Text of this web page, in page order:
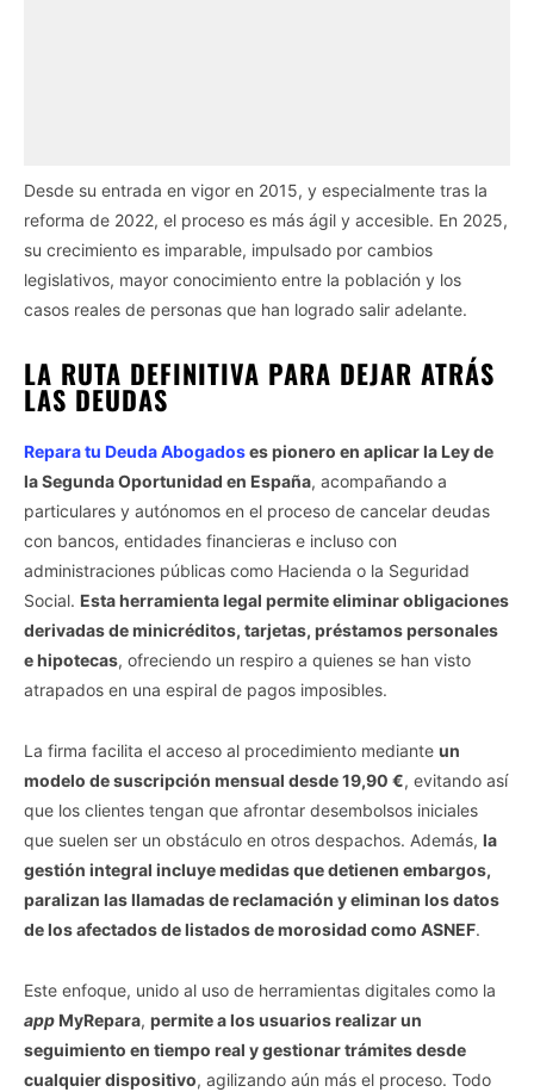
Desde su entrada en vigor en 2015, y especialmente tras la
reforma de 2022, el proceso es más ágil y accesible. En 2025,
su crecimiento es imparable, impulsado por cambios
legislativos, mayor conocimiento entre la población y los
casos reales de personas que han logrado salir adelante.
LA RUTA DEFINITIVA PARA DEJAR ATRÁS
LAS DEUDAS
Repara tu Deuda Abogadoses pionero en aplicar la Ley de
la Segunda Oportunidad en España, acompañando a
particulares y autónomos en el proceso de cancelar deudas
con bancos, entidades financieras e incluso con
administraciones públicas como Hacienda o la Seguridad
Social. Esta herramienta legal permite eliminar obligaciones
derivadas de minicréditos, tarjetas, préstamos personales
e hipotecas, ofreciendo un respiro a quienes se han visto
atrapados en una espiral de pagos imposibles.
La firma facilita el acceso al procedimiento mediante un
modelo de suscripción mensual desde 19,90 €, evitando así
que los clientes tengan que afrontar desembolsos iniciales
que suelen ser un obstáculo en otros despachos. Además, la
gestión integral incluye medidas que detienen embargos,
paralizan las llamadas de reclamación y eliminan los datos
de los afectados de listados de morosidad como ASNEF.
Este enfoque, unido al uso de herramientas digitales como la
app MyRepara, permite a los usuarios realizar un
seguimiento en tiempo real y gestionar trámites desde
cualquier dispositivo, agilizando aún más el proceso. Todo